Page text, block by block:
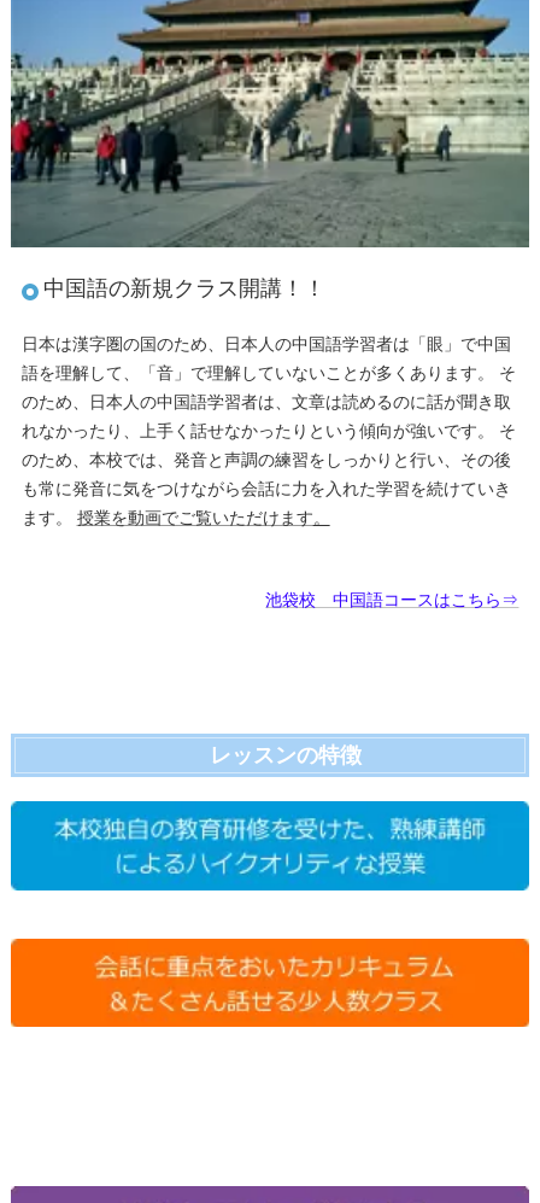
中国語の新規クラス開講！！
日本は漢字圏の国のため、日本人の中国語学習者は「眼」で中国
語を理解して、「音」で理解していないことが多くあります。 そ
のため、日本人の中国語学習者は、文章は読めるのに話が聞き取
れなかったり、上手く話せなかったりという傾向が強いです。 そ
のため、本校では、発音と声調の練習をしっかりと行い、その後
も常に発音に気をつけながら会話に力を入れた学習を続けていき
ます。 授業を動画でご覧いただけます。
池袋校 中国語コースはこちら⇒
レッスンの特徴